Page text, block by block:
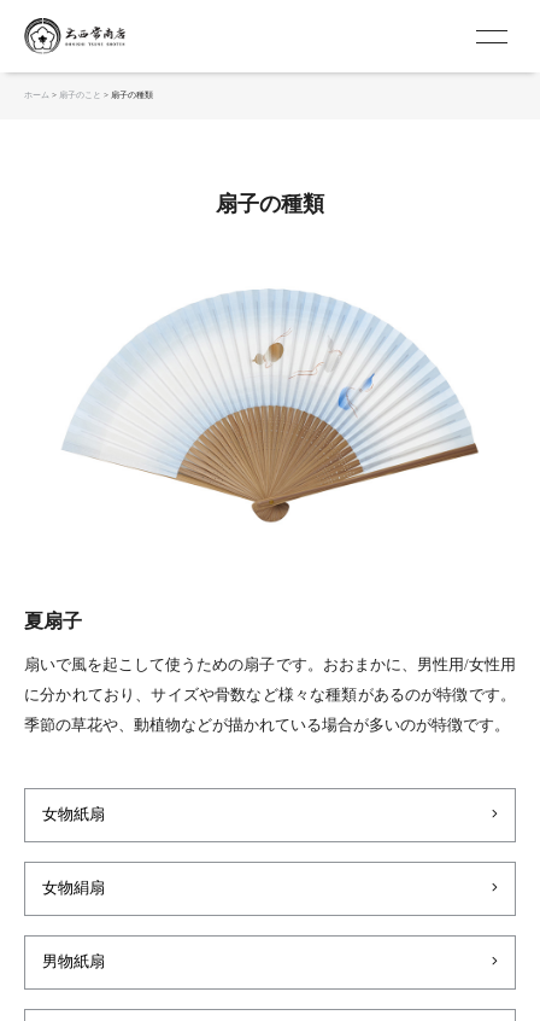
ホーム > 扇子のこと > 扇子の種類
扇子の種類
夏扇子
扇いで風を起こして使うための扇子です。おおまかに、男性用/女性用
に分かれており、サイズや骨数など様々な種類があるのが特徴です。
季節の草花や、動植物などが描かれている場合が多いのが特徴です。
女物紙扇
女物絹扇
男物紙扇